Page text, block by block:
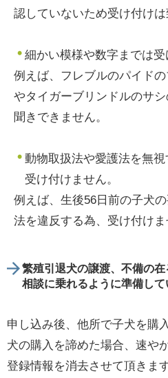
認していないため受け付けは
細かい模様や数字までは受
例えば、フレブルのパイド
やタイガーブリンドルのサ
聞きできません。
動物取扱法や愛護法を無
受け付けません。
例えば、生後56日前の子犬
法を違反する為、受け付けま
繁殖引退犬の譲渡、不備の
相談に乗れるように準備して
申し込み後、他所で子犬を購
犬の購入を諦めた場合、速や
登録情報を消去させて頂きます